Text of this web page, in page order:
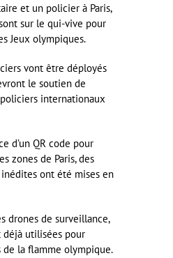
et un policier à Paris,
sur le qui-vive pour
Jeux olympiques.
vont être déployés
le soutien de
internationaux
d’un QR code pour
zones de Paris, des
ont été mises en
drones de surveillance,
déjà utilisées pour
de la flamme olympique.